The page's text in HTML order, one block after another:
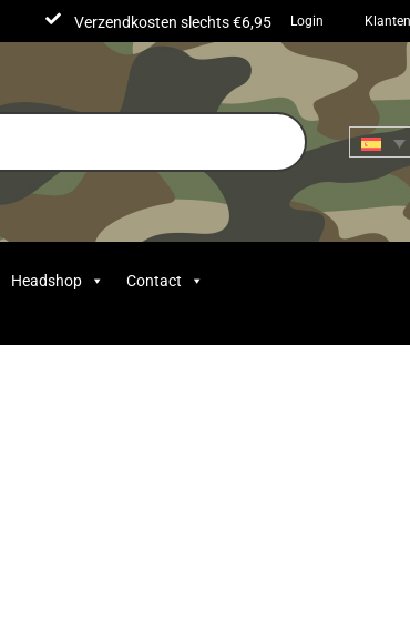
Verzendkosten slechts €6,95 Login
Headshop Contact